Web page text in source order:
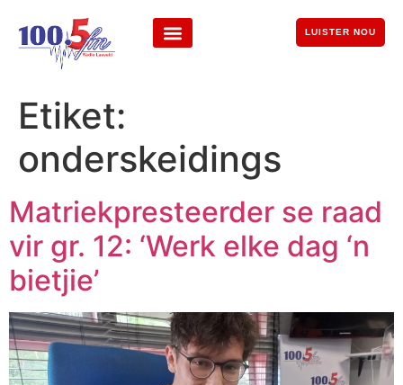
LUISTER NOU
Etiket:
onderskeidings
Matriekpresteerder se raad
vir gr. 12: ‘Werk elke dag ‘n
bietjie’